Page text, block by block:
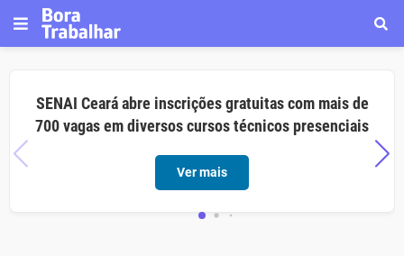
SENAI Ceará abre inscrições gratuitas com mais de
700 vagas em diversos cursos técnicos presenciais
Ver mais